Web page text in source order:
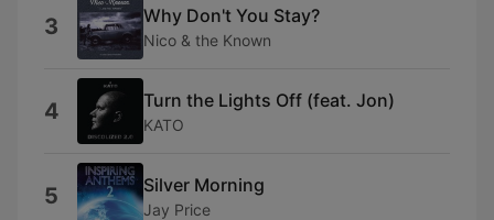
3 Why Don't You Stay?
Nico & the Known
4 Turn the Lights Off (feat. Jon)
KATO
5 Silver Morning
Jay Price